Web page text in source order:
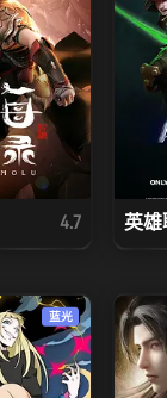
4.7 英雄
蓝光